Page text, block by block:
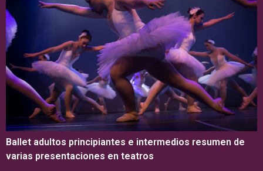
Ballet adultos principiantes e intermedios resumen de
varias presentaciones en teatros